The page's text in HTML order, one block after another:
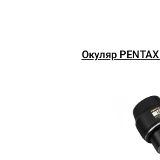
Окуляр